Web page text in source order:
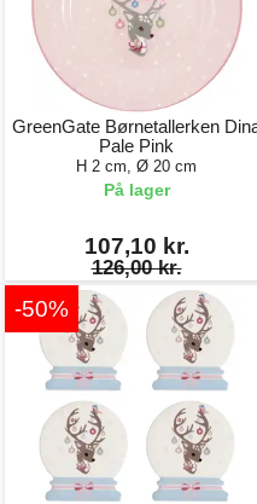
GreenGate Børnetallerken
Pale Pink
H 2 cm, Ø 20 cm
På lager
107,10 kr.
126,00 kr.
-50%